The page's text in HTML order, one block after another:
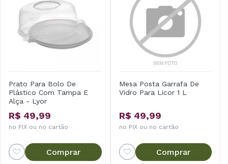
Prato Para Bolo De
Plástico Com Tampa E
Alça - Lyor
R$ 49,99
no PIX ou no cartão
Comprar
Mesa Posta Garrafa De
Vidro Para Licor 1 L
R$ 49,99
no PIX ou no cartão
Comprar